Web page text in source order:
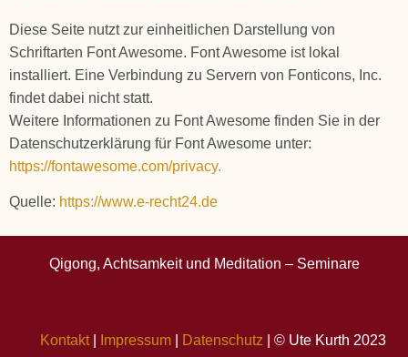
Diese Seite nutzt zur einheitlichen Darstellung von
Schriftarten Font Awesome. Font Awesome ist lokal
installiert. Eine Verbindung zu Servern von Fonticons, Inc.
findet dabei nicht statt.
Weitere Informationen zu Font Awesome finden Sie in der
Datenschutzerklärung für Font Awesome unter:
https://fontawesome.com/privacy.
Quelle: https://www.e-recht24.de
Qigong, Achtsamkeit und Meditation – Seminare
Kontakt| Impressum Datenschutz | © Ute Kurth 2023